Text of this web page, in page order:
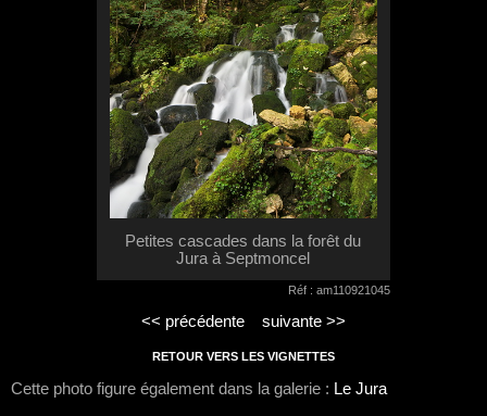
Petites cascades dans la forêt du
Jura à Septmoncel
Réf : am110921045
<< précédente suivante >>
RETOUR VERS LES VIGNETTES
Cette photo figure également dans la galerie : Le Jura